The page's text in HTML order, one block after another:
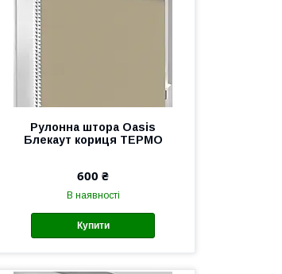
Рулонна штора Oasis
Блекаут кориця ТЕРМО
600 ₴
В наявності
Купити